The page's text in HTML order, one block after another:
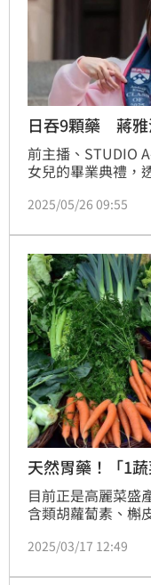
日吞9顆藥 蔣雅
前主播、STUDIO
女兒的畢業典禮，
Pennsylvania）畢
言「一路走來真的
2025/05/26 09:55
天然胃藥！「1
目前正是高麗菜盛
含類胡蘿蔔素、槲
顯示高麗菜對胃有
2025/03/17 12:49